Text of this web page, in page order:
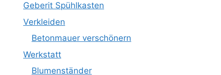
Geberit Spühlkasten
Verkleiden
Betonmauer verschönern
Werkstatt
Blumenständer